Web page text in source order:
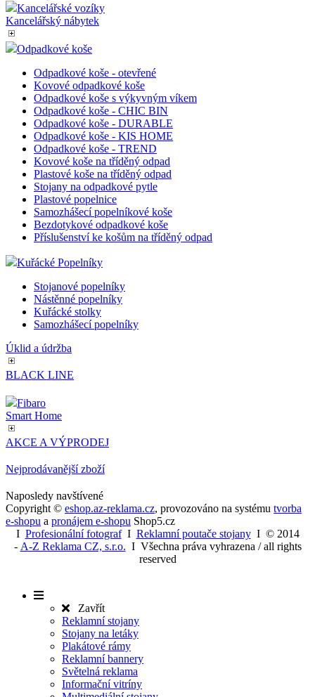
Skříňky pro hasiče a záchranné složky
Bariéry - zábrany
Pro Veřejné prostory
Skříňky pro hasiče a záchranné složky
Skříňky na klíče
Kancelářské vozíky
Kancelářský nábytek
Odpadkové koše
Odpadkové koše - otevřené
Kovové odpadkové koše
Odpadkové koše s výkyvným víkem
Odpadkové koše - CHIC BIN
Odpadkové koše - DURABLE
Odpadkové koše - KIS HOME
Odpadkové koše - TREND
Kovové koše na tříděný odpad
Plastové koše na tříděný odpad
Stojany na odpadkové pytle
Plastové popelnice
Samozhášecí popelníkové koše
Bezdotykové odpadkové koše
Příslušenství ke košům na tříděný odpad
Stojanové popelníky
Kuřácké stolky
Samozhášecí popelníky
Úklid a údržba
BLACK LINE
Fibaro
Smart Home
AKCE A VÝPRODEJ
Naposledy navštívené
Copyright ©eshop.az-reklama.cz
apronájem e-shopuShop5.cz
Profesionální fotografIReklamní poutače stojany
A-Z Reklama CZ, s.r.o.I Všechna práva vyhrazena / all rights
reserved